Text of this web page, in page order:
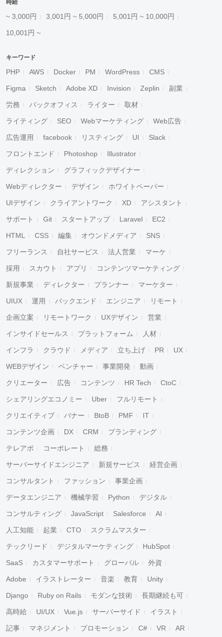
キャンセル 検索
時給
~ 3,000円 3,001円 ~ 5,000円 5,001円 ~ 10,000円
10,001円 ~
キーワード
PHP AWS Docker PM WordPress CMS
Figma Sketch Adobe XD Invision Zeplin 副業
労務 バックオフィス ライター 取材
ライティング SEO Webマーケティング Web広告
広告運用 facebook リスティング UI Slack
フロントエンド Photoshop Illustrator
ディレクション グラフィックデザイナー
Webディレクター デザイン ホワイトペーパー
UIデザイン クライアントワーク XD アシスタント
サポート Git スタートアップ Laravel EC2
HTML CSS 編集 オウンドメディア SNS
フリーランス 自社サービス 法人営業 マーケ
採用 スカウト アプリ コンテンツマーケティング
新規事業 ディレクター プランナー マーケター
UIUX 運用 バックエンド エンジニア リモート
企画立案 リモートワーク UXデザイン 営業
インサイドセールス プラットフォーム 人材
インフラ クラウド メディア 立ち上げ PR UX
WEBデザイン ベンチャー 事業開発 動画
クリエーター 広告 コンテンツ HR Tech CtoC
シェアリングエコノミー Uber フルリモート
クリエイティブ バナー BtoB PMF IT
コンテンツ企画 DX CRM ブランディング
テレアポ コーポレート 総務
サーバーサイドエンジニア 新規サービス 経営企画
コンサルタント ファッション 事業企画
データエンジニア 機械学習 Python デジタル
コンサルティング JavaScript Salesforce AI
人工知能 起業 CTO スクラムマスター
テックリード デジタルマーケティング HubSpot
SaaS カスタマーサポート グローバル 外資
Adobe イラストレーター 音楽 教育 Unity
Django Ruby on Rails モダンな技術 長期継続も可
高時給 UI/UX Vue.js サーバーサイド イラスト
記事 マネジメント プロモーション C# VR AR